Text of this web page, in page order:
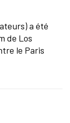
a été
de Los
le Paris